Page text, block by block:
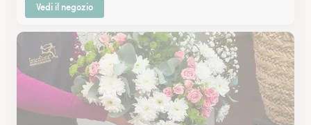
Vedi il negozio